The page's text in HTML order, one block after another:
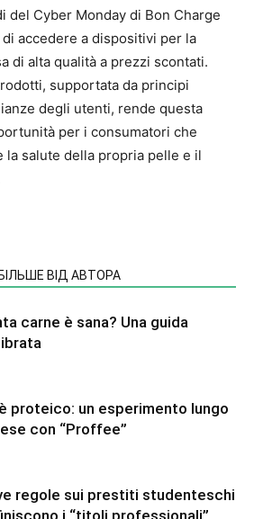
del Cyber ​​Monday di Bon Charge
accedere a dispositivi per la
di alta qualità a prezzi scontati.
supportata da principi
degli utenti, rende questa
per i consumatori che
la salute della propria pelle e il
БІЛЬШЕ ВІД АВТОРА
carne è sana? Una guida
proteico: un esperimento lungo
con “Proffee”
regole sui prestiti studenteschi
i “titoli professionali”,